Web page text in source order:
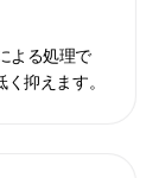
よる処理で
抑えます。